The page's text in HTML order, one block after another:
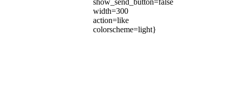
show_send_button=false
width=300
action=like
colorscheme=light}